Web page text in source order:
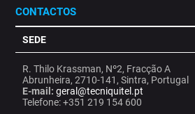
CONTACTOS
SEDE
R. Thilo Krassman, Nº2, Fracção A
Abrunheira, 2710-141, Sintra, Portugal
E-mail: geral@tecniquitel.pt
Telefone: +351 219 154 600